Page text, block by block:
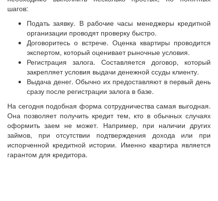
шагов:
Подать заявку. В рабочие часы менеджеры кредитной
организации проводят проверку быстро.
Договоритесь о встрече. Оценка квартиры проводится
экспертом, который оценивает рыночные условия.
Регистрация залога. Составляется договор, который
закрепляет условия выдачи денежной ссуды клиенту.
Выдача денег. Обычно их предоставляют в первый день
сразу после регистрации залога в базе.
На сегодня подобная форма сотрудничества самая выгодная.
Она позволяет получить кредит тем, кто в обычных случаях
оформить заем не может. Например, при наличии других
займов, при отсутствии подтверждения дохода или при
испорченной кредитной истории. Именно квартира является
гарантом для кредитора.